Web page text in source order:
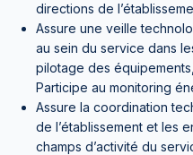
directions de
Assure une veille
au sein du service dans
pilotage des
Participe au monitoring
Assure la coordination
de l’établissement et les
champs d’activité du